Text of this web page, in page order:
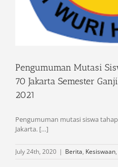
Pengumuman Mutasi
70 Jakarta Semester
2021
Pengumuman mutasi siswa
Jakarta. […]
July 24th, 2020 | Berita, Kesiswaan,